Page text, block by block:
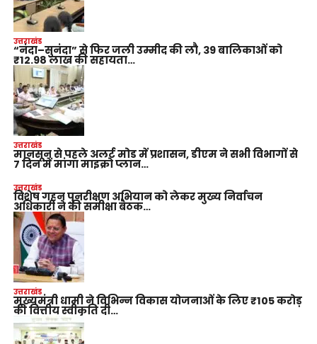
उत्तराखंड
“नंदा–सुनंदा” से फिर जली उम्मीद की लौ, 39 बालिकाओं को
₹12.98 लाख की सहायता…
उत्तराखंड
मानसून से पहले अलर्ट मोड में प्रशासन, डीएम ने सभी विभागों से
7 दिन में मांगा माइक्रो प्लान…
उत्तराखंड
विशेष गहन पुनरीक्षण अभियान को लेकर मुख्य निर्वाचन
अधिकारी ने की समीक्षा बैठक…
उत्तराखंड
मुख्यमंत्री धामी ने विभिन्न विकास योजनाओं के लिए ₹105 करोड़
की वित्तीय स्वीकृति दी…